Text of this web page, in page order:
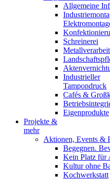
Allgemeine
Schreinerei
Industrieller
Tampondruck
Cafés &
Eigenprodukte
Projekte &
mehr
Aktionen, Events &
Begegnen.
Kein Platz für
Kultur ohne
Kochwerkstatt